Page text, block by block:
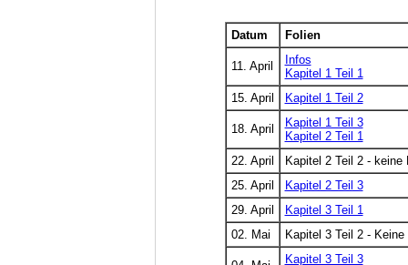
Datum Folien
11. April
Infos
Kapitel 1 Teil 1
15. April
Kapitel 1 Teil 2
18. April
Kapitel 1 Teil 3
Kapitel 2 Teil 1
22. April
Kapitel 2 Teil 2 - keine
25. April
Kapitel 2 Teil 3
29. April
Kapitel 3 Teil 1
02. Mai
Kapitel 3 Teil 2 - Keine
Kapitel 3 Teil 3